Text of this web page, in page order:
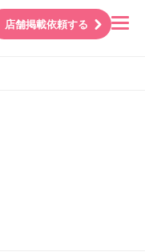
店舗掲載依頼する